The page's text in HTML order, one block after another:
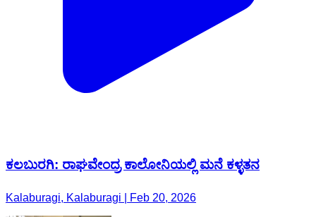
ಕಲಬುರಗಿ: ರಾಘವೇಂದ್ರ ಕಾಲೋನಿಯಲ್ಲಿ ಮನೆ ಕಳ್ಳತನ
Kalaburagi, Kalaburagi | Feb 20, 2026